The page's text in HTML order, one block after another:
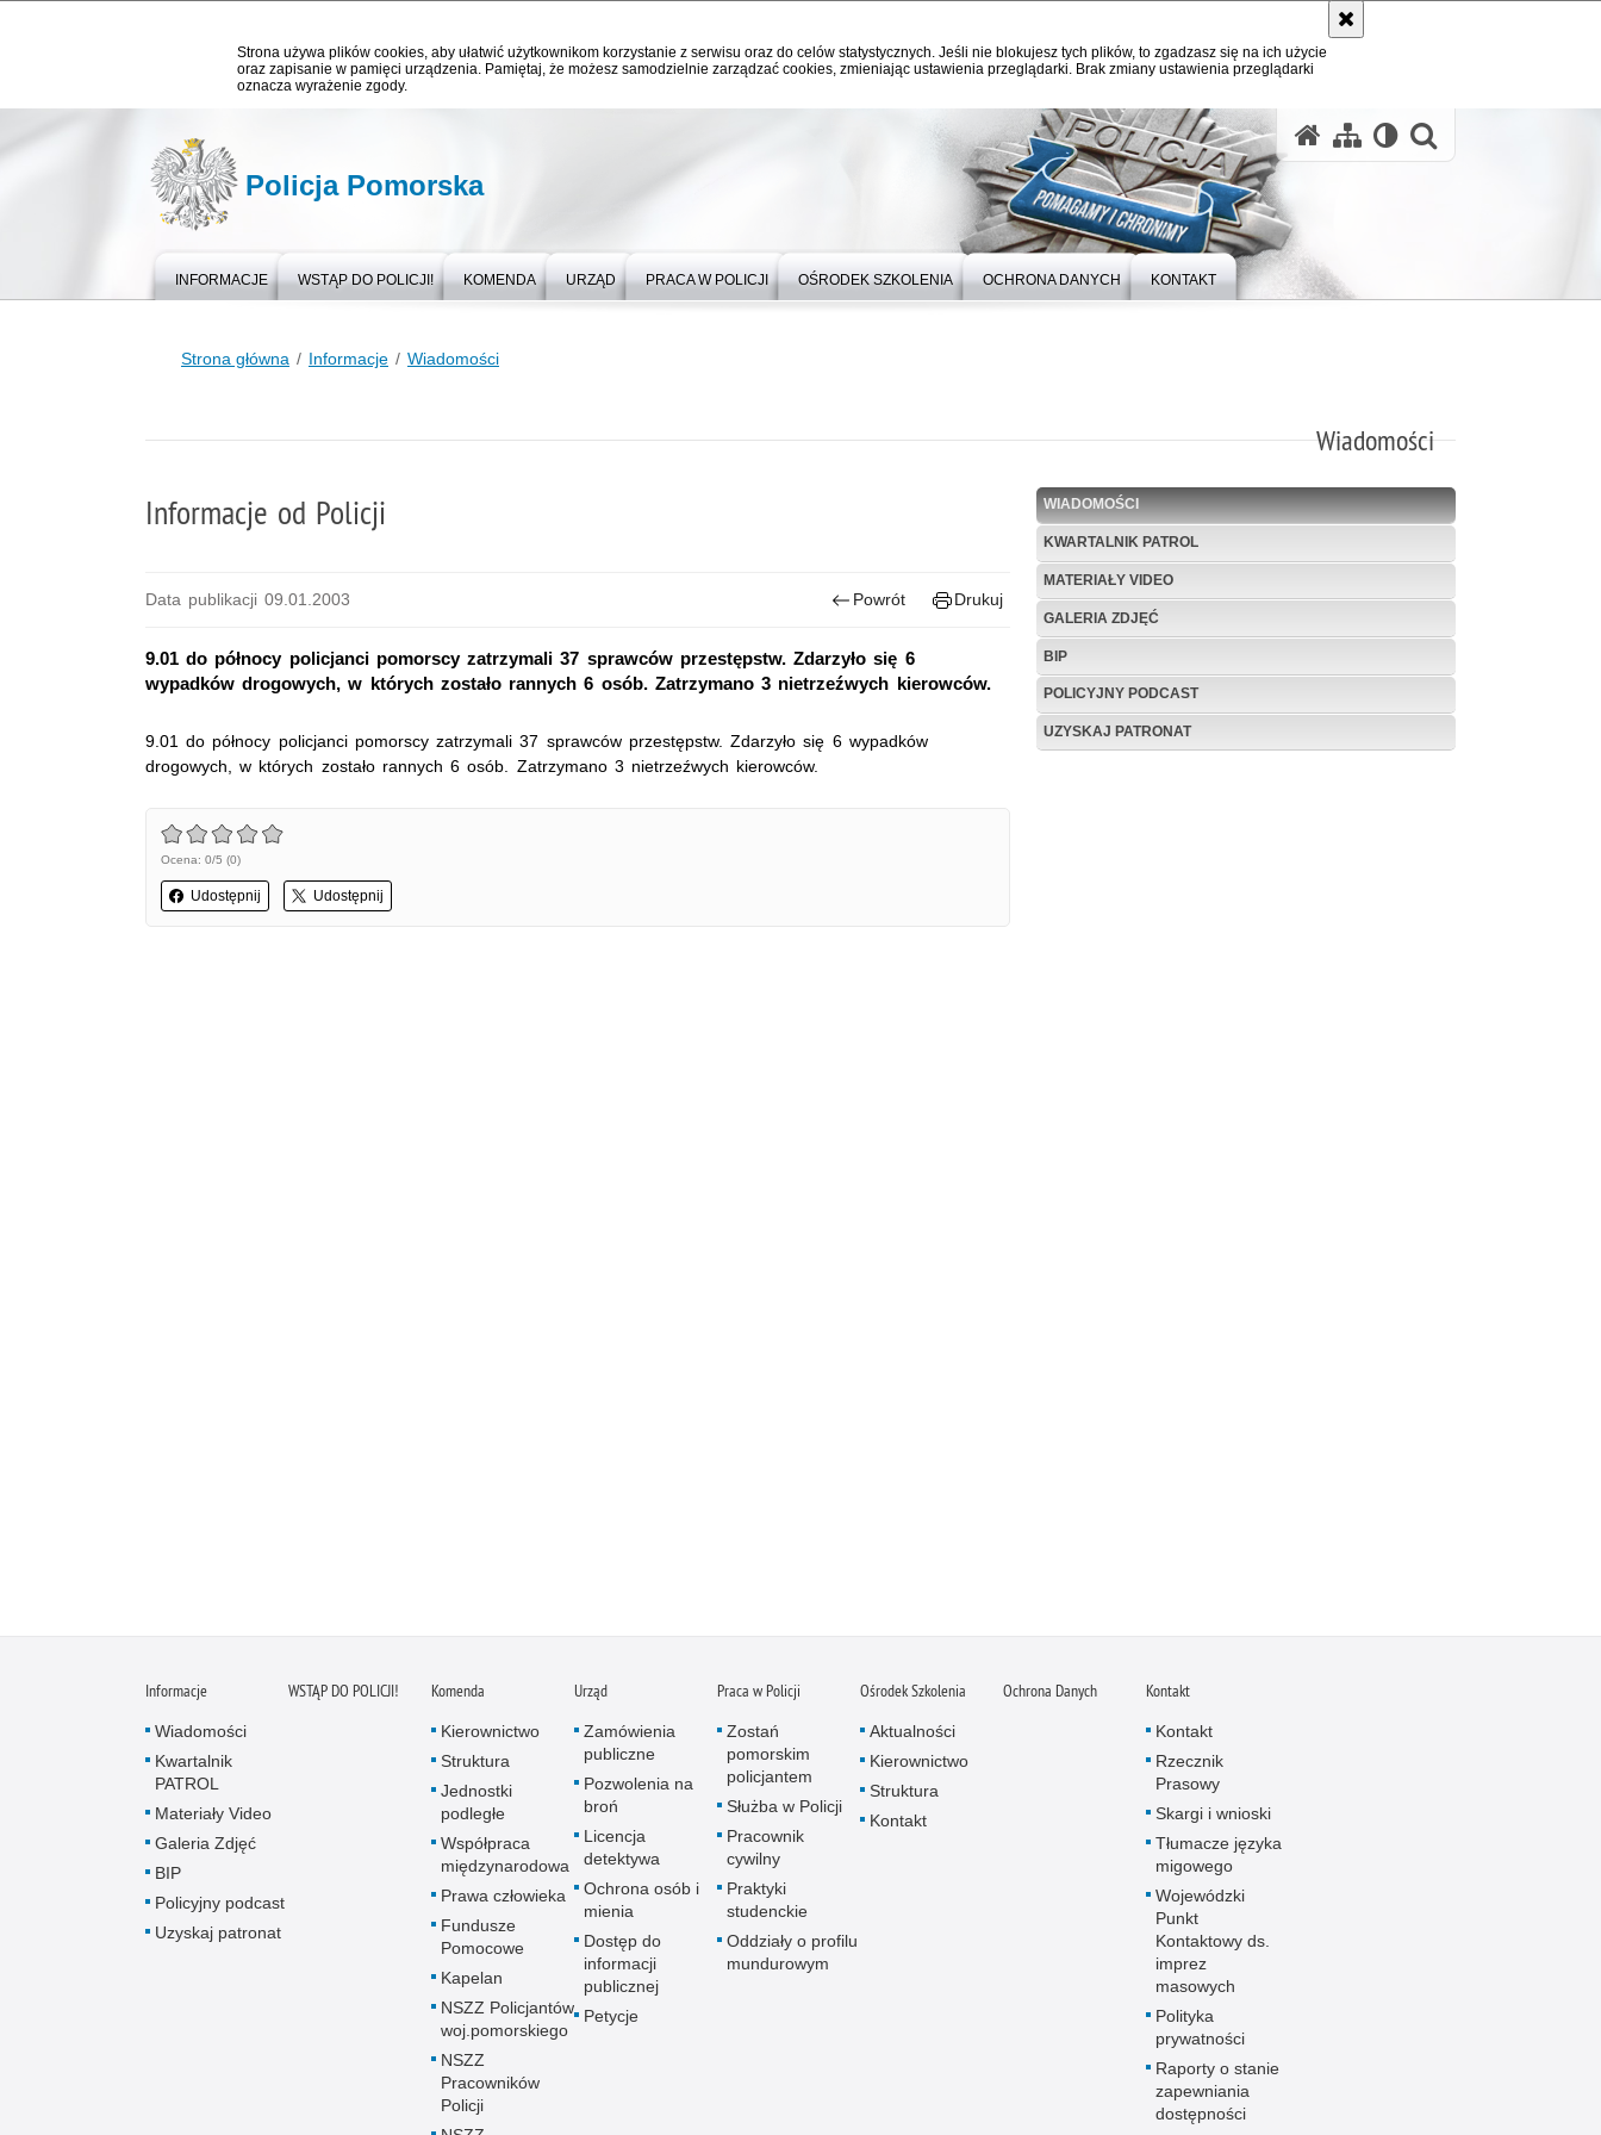
Strona używa plików cookies, aby ułatwić użytkownikom korzystanie z serwisu oraz do celów statystycznych. Jeśli nie blokujesz tych plików, to zgadzasz się na ich użycie
oraz zapisanie w pamięci urządzenia. Pamiętaj, że możesz samodzielnie zarządzać cookies, zmieniając ustawienia przeglądarki. Brak zmiany ustawienia przeglądarki
oznacza wyrażenie zgody.
Policja Pomorska
INFORMACJE WSTĄP DO POLICJI! KOMENDA URZĄD PRACA W POLICJI OŚRODEK SZKOLENIA OCHRONA DANYCH KONTAKT
Strona główna Informacje Wiadomości
Wiadomości
WIADOMOŚCI
KWARTALNIK PATROL
MATERIAŁY VIDEO
GALERIA ZDJĘĆ
BIP
POLICYJNY PODCAST
UZYSKAJ PATRONAT
Informacje od Policji
Data publikacji 09.01.2003 Powrót Drukuj
9.01 do północy policjanci pomorscy zatrzymali 37 sprawców przestępstw. Zdarzyło się 6
wypadków drogowych, w których zostało rannych 6 osób. Zatrzymano 3 nietrzeźwych kierowców.
9.01 do północy policjanci pomorscy zatrzymali 37 sprawców przestępstw. Zdarzyło się 6 wypadków
drogowych, w których zostało rannych 6 osób. Zatrzymano 3 nietrzeźwych kierowców.
Ocena: 0/5 (0)
Udostępnij Udostępnij
Informacje
Wiadomości
Kwartalnik
PATROL
Materiały Video
Galeria Zdjęć
BIP
Policyjny podcast
Uzyskaj patronat
WSTĄP DO POLICJI! Komenda
Kierownictwo
Struktura
Jednostki
podległe
Współpraca
międzynarodowa
Prawa człowieka
Fundusze
Pomocowe
Kapelan
NSZZ Policjantów
woj.pomorskiego
NSZZ
Pracowników
Policji
Urząd
Zamówienia
publiczne
Pozwolenia na
broń
Licencja
detektywa
Ochrona osób i
mienia
Dostęp do
informacji
publicznej
Petycje
Praca w Policji
Zostań
pomorskim
policjantem
Służba w Policji
Pracownik
cywilny
Praktyki
studenckie
Oddziały o profilu
mundurowym
Ośrodek Szkolenia
Aktualności
Kierownictwo
Struktura
Kontakt
Ochrona Danych Kontakt
Kontakt
Rzecznik
Prasowy
Skargi i wnioski
Tłumacze języka
migowego
Wojewódzki
Punkt
Kontaktowy ds.
imprez
masowych
Polityka
prywatności
Raporty o stanie
zapewniania
dostępności